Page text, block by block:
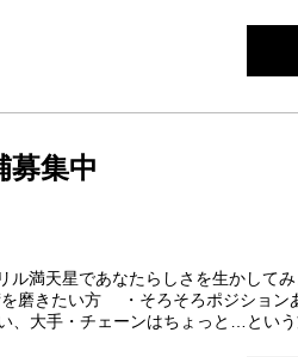
募集中
満天星であなたらしさを生かして
磨きたい方 ・そろそろポジション
、大手・チェーンはちょっと…とい